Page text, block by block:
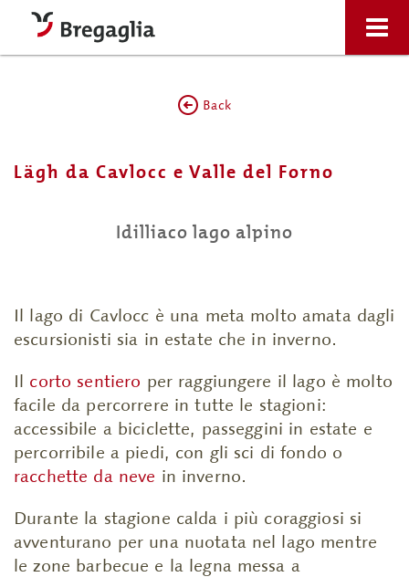
Back
Lägh da Cavlocc e Valle del Forno
Idilliaco lago alpino
Il lago di Cavlocc è una meta molto amata dagli
escursionisti sia in estate che in inverno.
Il corto sentiero per raggiungere il lago è molto
facile da percorrere in tutte le stagioni:
accessibile a biciclette, passeggini in estate e
percorribile a piedi, con gli sci di fondo o
racchette da neve in inverno.
Durante la stagione calda i più coraggiosi si
avventurano per una nuotata nel lago mentre
le zone barbecue e la legna messa a